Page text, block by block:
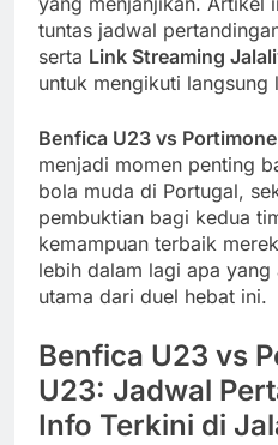
tuntas jadwal
serta Link Streaming
untuk mengikuti langsung
Benfica U23 vs
menjadi momen penting
bola muda di Portugal,
pembuktian bagi kedua
kemampuan terbaik
lebih dalam lagi apa
utama dari duel hebat ini.
Benfica U23 vs
U23: Jadwal
Info Terkini di